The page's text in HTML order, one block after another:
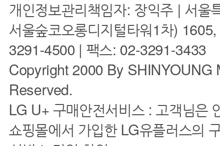
개인정보관리책임자: 장익주 | 서
서울숲코오롱디지털타워1차)
3291-4500 | 팩스: 02-3291-3433
Copyright 2000 By
Reserved.
LG U+ 구매안전서비스 : 고객님은
쇼핑몰에서 가입한 LG유플러스의